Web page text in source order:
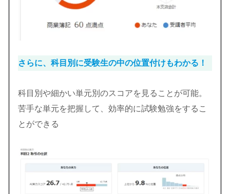
さらに、科目別に受験生の中の位置付けもわかる！
科目別や細かい単元別のスコアを見ることが可能。
苦手な単元を把握して、効率的に試験勉強をするこ
とができる